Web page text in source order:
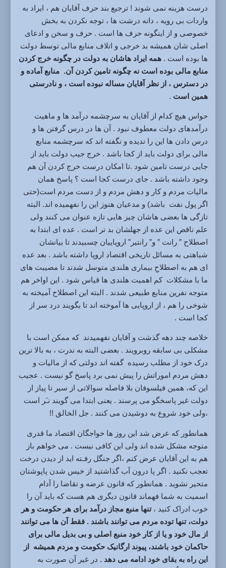
درست هزینه نمی شوند ! ترجیع بند حرف آقایان هم ، ایراد به
واردات بی رویه ، دانه درشت ها ، توجه نکردن به بخش
خصوصی و از اینگونه حرف ها است . حرف و سخن و ادعای
اصلی شان همیشه بد خرجی و اتلاف منابع مالی توسط دولت
ها بوده است .همه ایراد هاشان به دولت در چگونه خرج کردن
منابع مالی بوده است نه چگونه تامین کردن آن. منابع آماده و
در دسترس ، از نظر آقایان مساله نبوده است ، و نادرستی
همین است .
حواس هیچ کدام از آقایان به سرچشمه درآمد ها و ماهیت
درآمدهای دولت معطوف نبود . آن ها در درس گرفتن ها و
درس دادن ها این را ندیده و نگفته اند که سرچشمه منابع
مالی برای دولت باید از کجا باشد . خرج جیب دولت باید از
جایی درست تامین شود .تا امکان درست خرج کردن آن هم
وجود داشته باشد . جای درست کجا است ؟ پاسخ همان
مالیات مردم و کار و دهش مردم و از دست مردم است(حتی
اگر پول نفت باشد) و مدعیان هنوز این را نفهمیده اند. البته
تازگی ها بعضی هاشان چیز هایی تازه عنوان می کنند ولی
علم ناقص این عده از جهلشان بد تر است . عده ای ابتدا به
اصطلاح ” رانت ” و” رانتیر” اروپاییان چسبیدند تا بیانشان
شباهتی به مسائل تاریخی اقتصاد اروپا داشته باشد . بعد عده
ای هم به اصطلاحِ بیماری هلندی متوسل شدند تا مصیبت های
ما با مشکلات کم اهمیت هلندی ها قیاس شود . این اواخر هم
متوجه نفرین منابع طبیعی شدند . البته این اصطلاح آمیخته به
شوخی را هم ، از اروپایی ها آموخته اند تا بگویند درد سر از
کجا است .
خلاصه چند دهه گذشت و آقایان نفهمیدند که ممکن است با
مشکلی بی سابقه روبرویند . بعضی البته به ندرت ، به بالا ترین
درک خود از مطلب رسیده گفته اند دولتی که از مالیات و
دهش مردم اموراتش را پیش نمی برد پاسخ گو نیست . عجیب
این که، همین فیلسوفان بلا فاصله سوالاتی از سیر تا پیاز از
دولت غیر پاسخگو می پرسند . یعنی ابتدا می گویند نـَر است
،ولی خود شروع به دوشیدن می کنند . جل الخالق !!
همانطور که عرض شد این روز ها خواجگان اقتصاد ما قدری
متوجه مشکل شده اند ولی این کافی نیست . می خواهم باز
هم به این آقایان عرض کنم ،اگر جنگل رفـته اید از دیدن درخت
تعجب نکنید . اگر پا درون آب گذاشتید از خیس شدن پاپوشتان
متحیر نشوید . همانطور که قانون عرضه و تقاضا را آدام
اسمیت به شما فهماند قانون دیگری هم هست که باید آن را
خوب ادراک کنید ،تنها منبع مجاز درآمد برای هر حکومت و هر
دولت، تنها توده مردم می توانند باشند . فقط آن ها می توانند
از مال خود و یا از کار خود منبع اصلی و بی بدیل مالی برای
حاکمان خود باشند، پیوند ارگانیک حکومت و مردم همیشه از
این راه به بقای خود ادامه می دهد . در غیر آن صورت به